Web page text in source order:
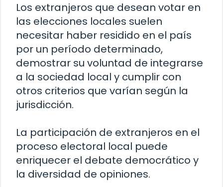
Los extranjeros que desean votar en
las elecciones locales suelen
necesitar haber residido en el país
por un período determinado,
demostrar su voluntad de integrarse
a la sociedad local y cumplir con
otros criterios que varían según la
jurisdicción.
La participación de extranjeros en el
proceso electoral local puede
enriquecer el debate democrático y
la diversidad de opiniones.